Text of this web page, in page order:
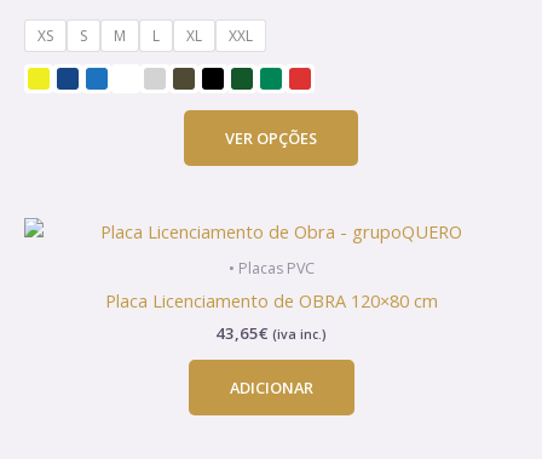
XS S M L XL XXL
VER OPÇÕES
be
on
product
page
• Placas PVC
Placa Licenciamento de OBRA 120×80 cm
43,65€ (iva inc.)
ADICIONAR